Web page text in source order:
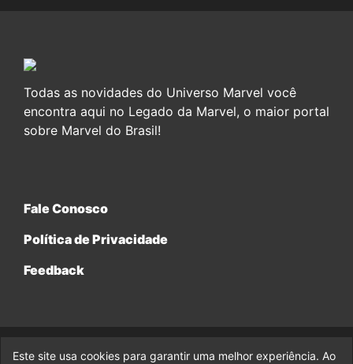
Todas as novidades do Universo Marvel você
encontra aqui no Legado da Marvel, o maior portal
sobre Marvel do Brasil!
Fale Conosco
Política de Privacidade
Feedback
© 2017-2026 Legado da Marvel, uma empresa da Legado
Este site usa cookies para garantir uma melhor experiência. Ao